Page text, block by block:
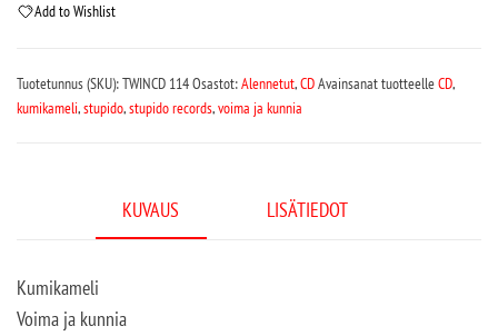
Add to Wishlist
Tuotetunnus (SKU):TWINCD 114Osastot:Alennetut,CDAvainsanat tuotteelleCD,
kumikameli,stupido,stupido records,voima ja kunnia
KUVAUS LISÄTIEDOT
Kumikameli
Voima ja kunnia